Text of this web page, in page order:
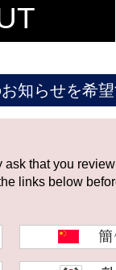
知らせを希
that you
links below